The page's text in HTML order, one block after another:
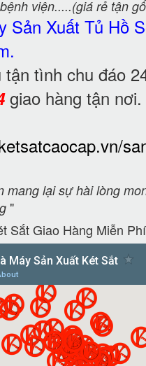
viện.....(giá rẻ tận
Sản Xuất Tủ Hồ
tận tình chu đáo
giao hàng tận nơi.
mang lại sự hài lòng
"
Sắt Giao Hàng Miễn